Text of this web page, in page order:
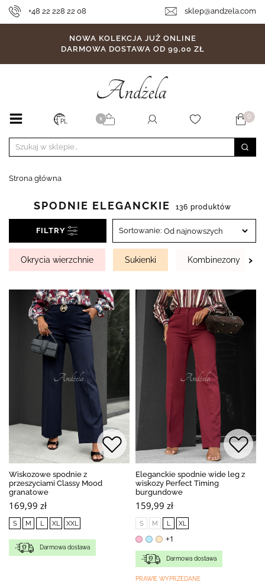
+48 22 228 22 08 sklep@andzela.com
NOWA KOLEKCJA JUŻ ONLINE
DARMOWA DOSTAWA OD 99,00 ZŁ
PL X 0
Strona główna
SPODNIE ELEGANCKIE 136 produktów
FILTRY Sortowanie:
Okrycia wierzchnie Sukienki Kombinezony ›
Wiskozowe spodnie z
przeszyciami Classy Mood
granatowe
169,99 zł
S M L XL XXL
Darmowa dostawa
Eleganckie spodnie wide leg z
wiskozy Perfect Timing
burgundowe
159,99 zł
S M L XL
+1
Darmowa dostawa
PRAWIE WYPRZEDANE